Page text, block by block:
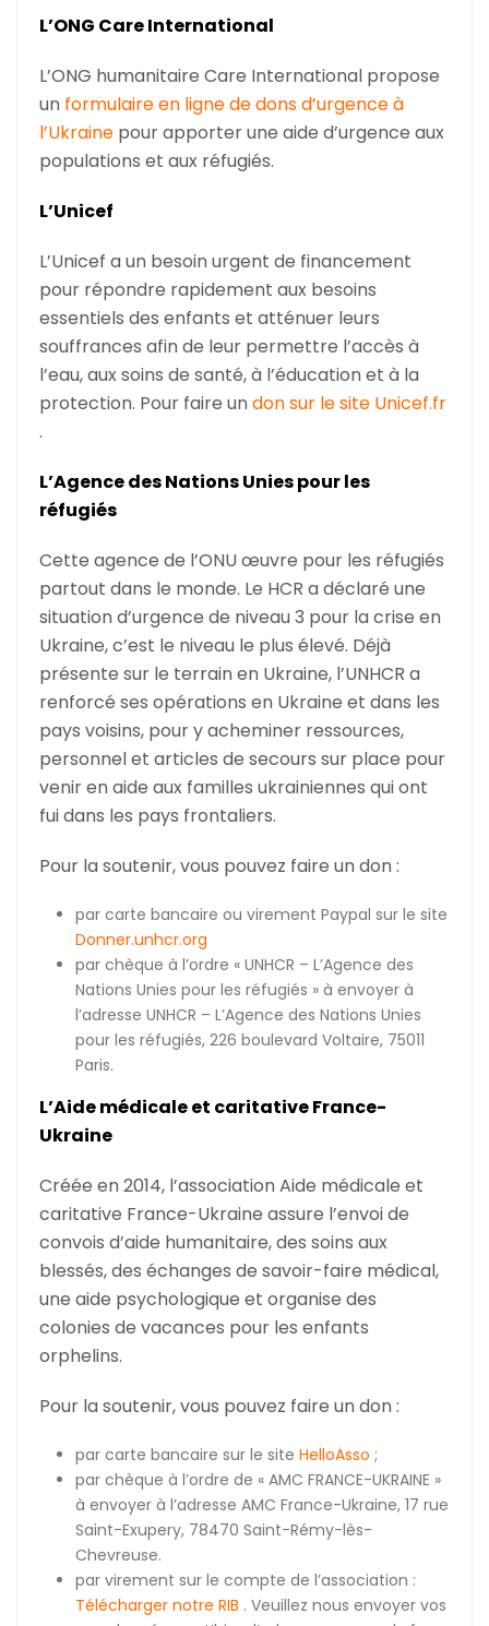
L’ONG Care International
L’ONG humanitaire Care International propose
un formulaire en ligne de dons d’urgence à
l’Ukraine pour apporter une aide d’urgence aux
populations et aux réfugiés.
L’Unicef
L’Unicef a un besoin urgent de financement
pour répondre rapidement aux besoins
essentiels des enfants et atténuer leurs
souffrances afin de leur permettre l’accès à
l’eau, aux soins de santé, à l’éducation et à la
protection. Pour faire undon sur le site Unicef.fr
.
L’Agence des Nations Unies pour les
réfugiés
Cette agence de l’ONU œuvre pour les réfugiés
partout dans le monde. Le HCR a déclaré une
situation d’urgence de niveau 3 pour la crise en
Ukraine, c’est le niveau le plus élevé. Déjà
présente sur le terrain en Ukraine, l’UNHCR a
renforcé ses opérations en Ukraine et dans les
pays voisins, pour y acheminer ressources,
personnel et articles de secours sur place pour
venir en aide aux familles ukrainiennes qui ont
fui dans les pays frontaliers.
Pour la soutenir, vous pouvez faire un don :
par carte bancaire ou virement Paypal sur le site
Donner.unhcr.org
par chèque à l’ordre « UNHCR – L’Agence des
Nations Unies pour les réfugiés » à envoyer à
l’adresse UNHCR – L’Agence des Nations Unies
pour les réfugiés, 226 boulevard Voltaire, 75011
Paris.
L’Aide médicale et caritative France-
Ukraine
Créée en 2014, l’association Aide médicale et
caritative France-Ukraine assure l’envoi de
convois d’aide humanitaire, des soins aux
blessés, des échanges de savoir-faire médical,
une aide psychologique et organise des
colonies de vacances pour les enfants
orphelins.
Pour la soutenir, vous pouvez faire un don :
par carte bancaire sur le site HelloAsso ;
par chèque à l’ordre de « AMC FRANCE-UKRAINE »
à envoyer à l’adresse AMC France-Ukraine, 17 rue
Saint-Exupery, 78470 Saint-Rémy-lès-
Chevreuse.
par virement sur le compte de l’association :
Télécharger notre RIB . Veuillez nous envoyer vos